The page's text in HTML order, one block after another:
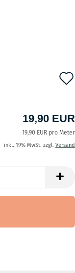
19,90 EUR
19,90 EUR pro Meter
inkl. 19% MwSt. zzgl. Versand